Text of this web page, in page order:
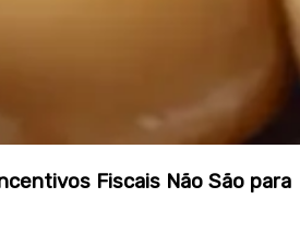
Fiscais Não São para